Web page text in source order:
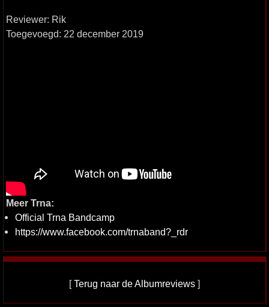
Reviewer: Rik
Toegevoegd: 22 december 2019
Meer Trna:
Official Trna Bandcamp
https://www.facebook.com/trnaband?_rdr
[Terug naar de Albumreviews ]